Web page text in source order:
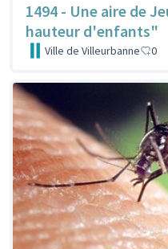
1494 - Une aire de
hauteur d'enfants"
Ville de Villeurbanne 0